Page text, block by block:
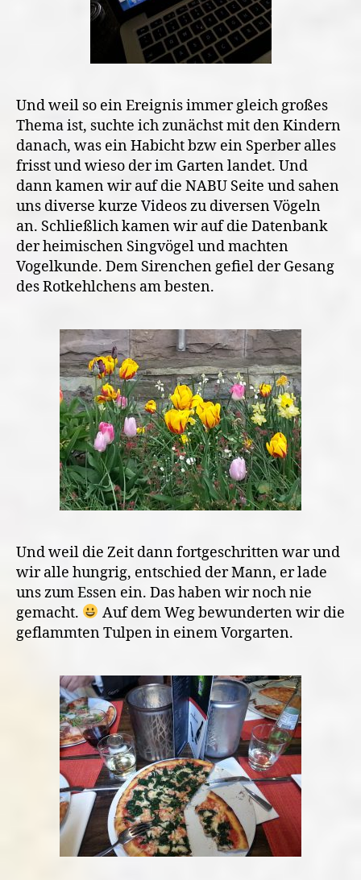
Und weil so ein Ereignis immer gleich großes
Thema ist, suchte ich zunächst mit den Kindern
danach, was ein Habicht bzw ein Sperber alles
frisst und wieso der im Garten landet. Und
dann kamen wir auf die NABU Seite und sahen
uns diverse kurze Videos zu diversen Vögeln
an. Schließlich kamen wir auf die Datenbank
der heimischen Singvögel und machten
Vogelkunde. Dem Sirenchen gefiel der Gesang
des Rotkehlchens am besten.
Und weil die Zeit dann fortgeschritten war und
wir alle hungrig, entschied der Mann, er lade
uns zum Essen ein. Das haben wir noch nie
gemacht.
Auf dem Weg bewunderten wir die
geflammten Tulpen in einem Vorgarten.